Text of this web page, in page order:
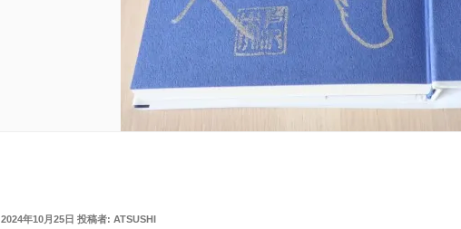
投
2024年10月25日 投稿者: ATSUSHI